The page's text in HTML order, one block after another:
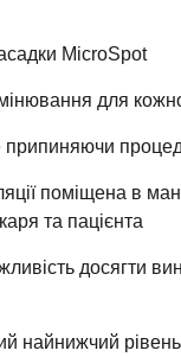
MicroSpot
для
припиняючи
поміщена в
та пацієнта
досягти
найнижчий